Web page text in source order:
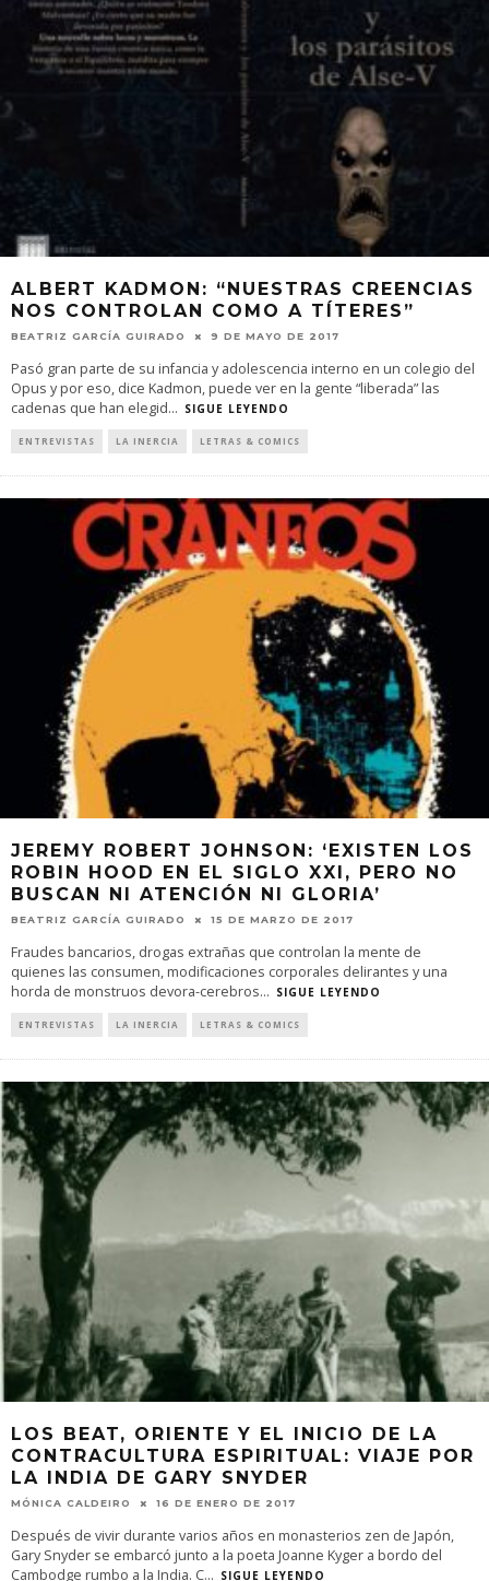
ALBERT KADMON: “NUESTRAS CREENCIAS
NOS CONTROLAN COMO A TÍTERES”
BEATRIZ GARCÍA GUIRADO 9 DE MAYO DE 2017
Pasó gran parte de su infancia y adolescencia interno en un colegio del
Opus y por eso, dice Kadmon, puede ver en la gente “liberada” las
cadenas que han elegid... SIGUE LEYENDO
ENTREVISTAS LA INERCIA LETRAS & COMICS
JEREMY ROBERT JOHNSON: ‘EXISTEN LOS
ROBIN HOOD EN EL SIGLO XXI, PERO NO
BUSCAN NI ATENCIÓN NI GLORIA’
BEATRIZ GARCÍA GUIRADO 15 DE MARZO DE 2017
Fraudes bancarios, drogas extrañas que controlan la mente de
quienes las consumen, modificaciones corporales delirantes y una
horda de monstruos devora-cerebros... SIGUE LEYENDO
ENTREVISTAS LA INERCIA LETRAS & COMICS
LOS BEAT, ORIENTE Y EL INICIO DE LA
CONTRACULTURA ESPIRITUAL: VIAJE POR
LA INDIA DE GARY SNYDER
MÓNICA CALDEIRO 16 DE ENERO DE 2017
Después de vivir durante varios años en monasterios zen de Japón,
Gary Snyder se embarcó junto a la poeta Joanne Kyger a bordo del
Cambodge rumbo a la India. C... SIGUE LEYENDO